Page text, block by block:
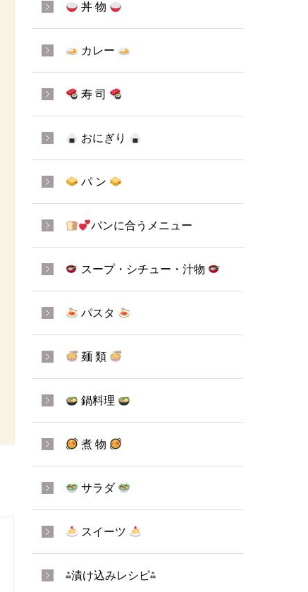
丼 物
カレー
寿 司
おにぎり
パ ン
パンに合うメニュー
スープ・シチュー・汁物
パスタ
麺 類
鍋料理
煮 物
サラダ
スイーツ
⁂漬け込みレシピ⁂